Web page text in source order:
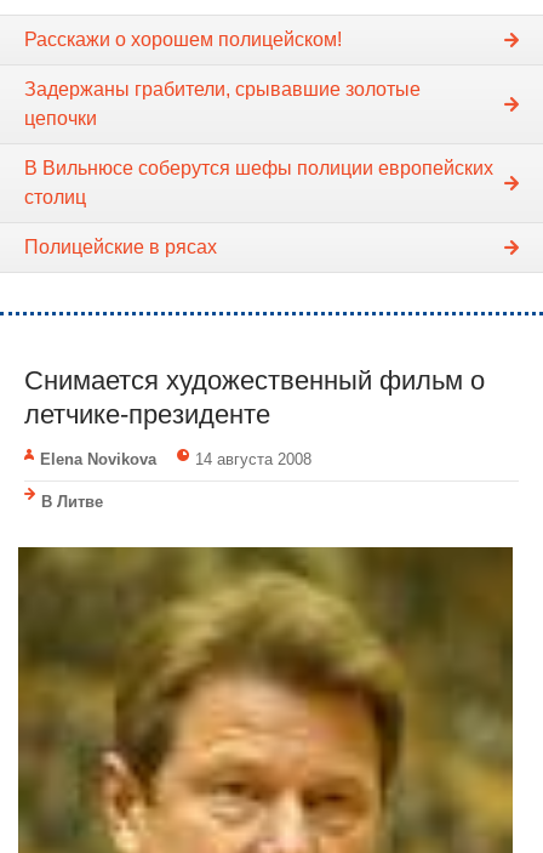
Расскажи о хорошем полицейском!
Задержаны грабители, срывавшие золотые
цепочки
В Вильнюсе соберутся шефы полиции европейских
столиц
Полицейские в рясах
Снимается художественный фильм о
летчике-президенте
Elena Novikova 14 августа 2008
В Литве